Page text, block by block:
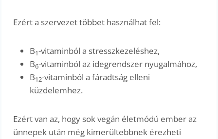
Ezért a szervezet többet használhat fel:
B1-vitaminból a stresszkezeléshez,
B6-vitaminból az idegrendszer nyugalmához,
B12-vitaminból a fáradtság elleni
küzdelemhez.
Ezért van az, hogy sok vegán életmódú ember az
ünnepek után még kimerültebbnek érezheti